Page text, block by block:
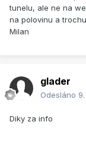
tunelu, ale ne na
na polovinu a
Milan
glader
Odesláno
Diky za info